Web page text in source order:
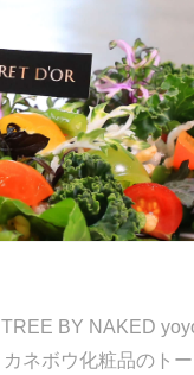
BY NAKED
ネボウ化粧品のト